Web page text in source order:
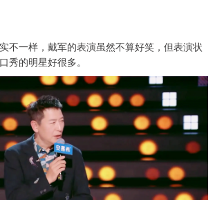
不一样，戴军的表演虽然不算好笑，但表演状
秀的明星好很多。